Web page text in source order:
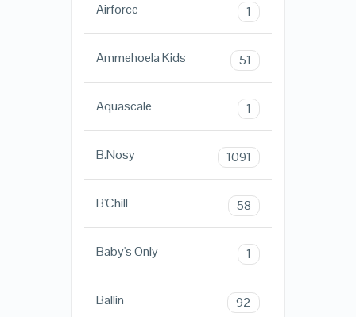
Airforce 1
Ammehoela Kids 51
Aquascale 1
B.Nosy 1091
B'Chill 58
Baby's Only 1
Ballin 92